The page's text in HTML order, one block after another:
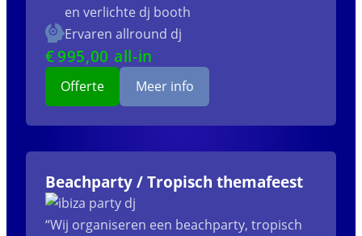
en verlichte dj booth
Ervaren allround dj
€995,00 all-in
Offerte Meer info
Beachparty / Tropisch themafeest
“Wij organiseren een beachparty, tropisch